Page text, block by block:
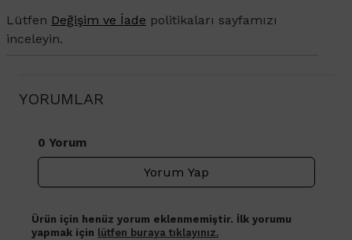
Lütfen Değişim ve İade politikaları sayfamızı
inceleyin.
YORUMLAR
0 Yorum
Yorum Yap
Ürün için henüz yorum eklenmemiştir. İlk yorumu
yapmak için lütfen buraya tıklayınız.